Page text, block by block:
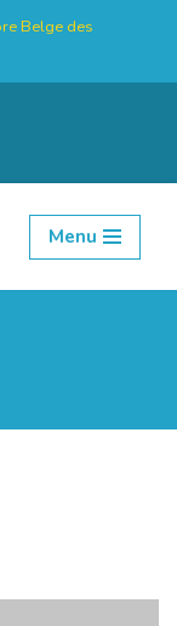
Belge des
Menu